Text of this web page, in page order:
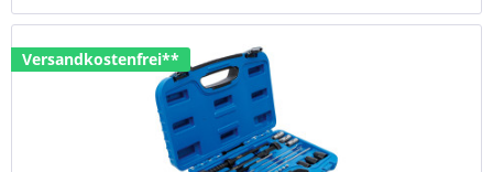
Versandkostenfrei**